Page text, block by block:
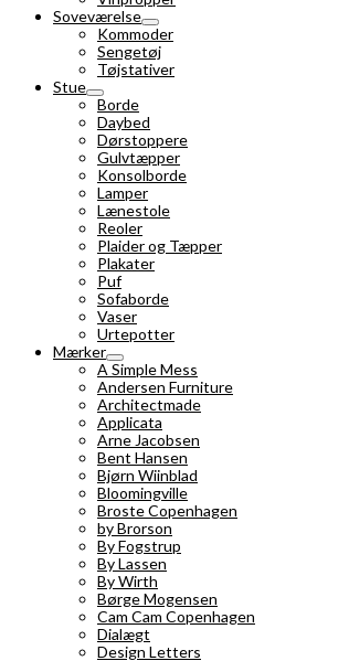
Soveværelse
Kommoder
Sengetøj
Tøjstativer
Stue
Borde
Daybed
Dørstoppere
Gulvtæpper
Konsolborde
Lamper
Lænestole
Reoler
Plaider og Tæpper
Plakater
Puf
Sofaborde
Vaser
Urtepotter
Mærker
A Simple Mess
Andersen Furniture
Architectmade
Applicata
Arne Jacobsen
Bent Hansen
Bjørn Wiinblad
Bloomingville
Broste Copenhagen
by Brorson
By Fogstrup
By Lassen
By Wirth
Børge Mogensen
Cam Cam Copenhagen
Dialægt
Design Letters